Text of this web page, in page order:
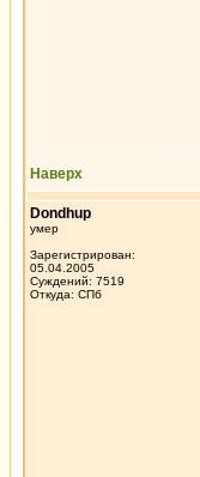
Наверх
Dondhup
умер
Зарегистрирован:
05.04.2005
Суждений: 7519
Откуда: СПб